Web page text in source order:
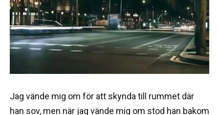
Jag vände mig om för att skynda till rummet där
han sov, men när jag vände mig om stod han bakom